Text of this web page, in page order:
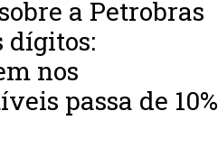
a Petrobras
dígitos:
nos
passa de 10%